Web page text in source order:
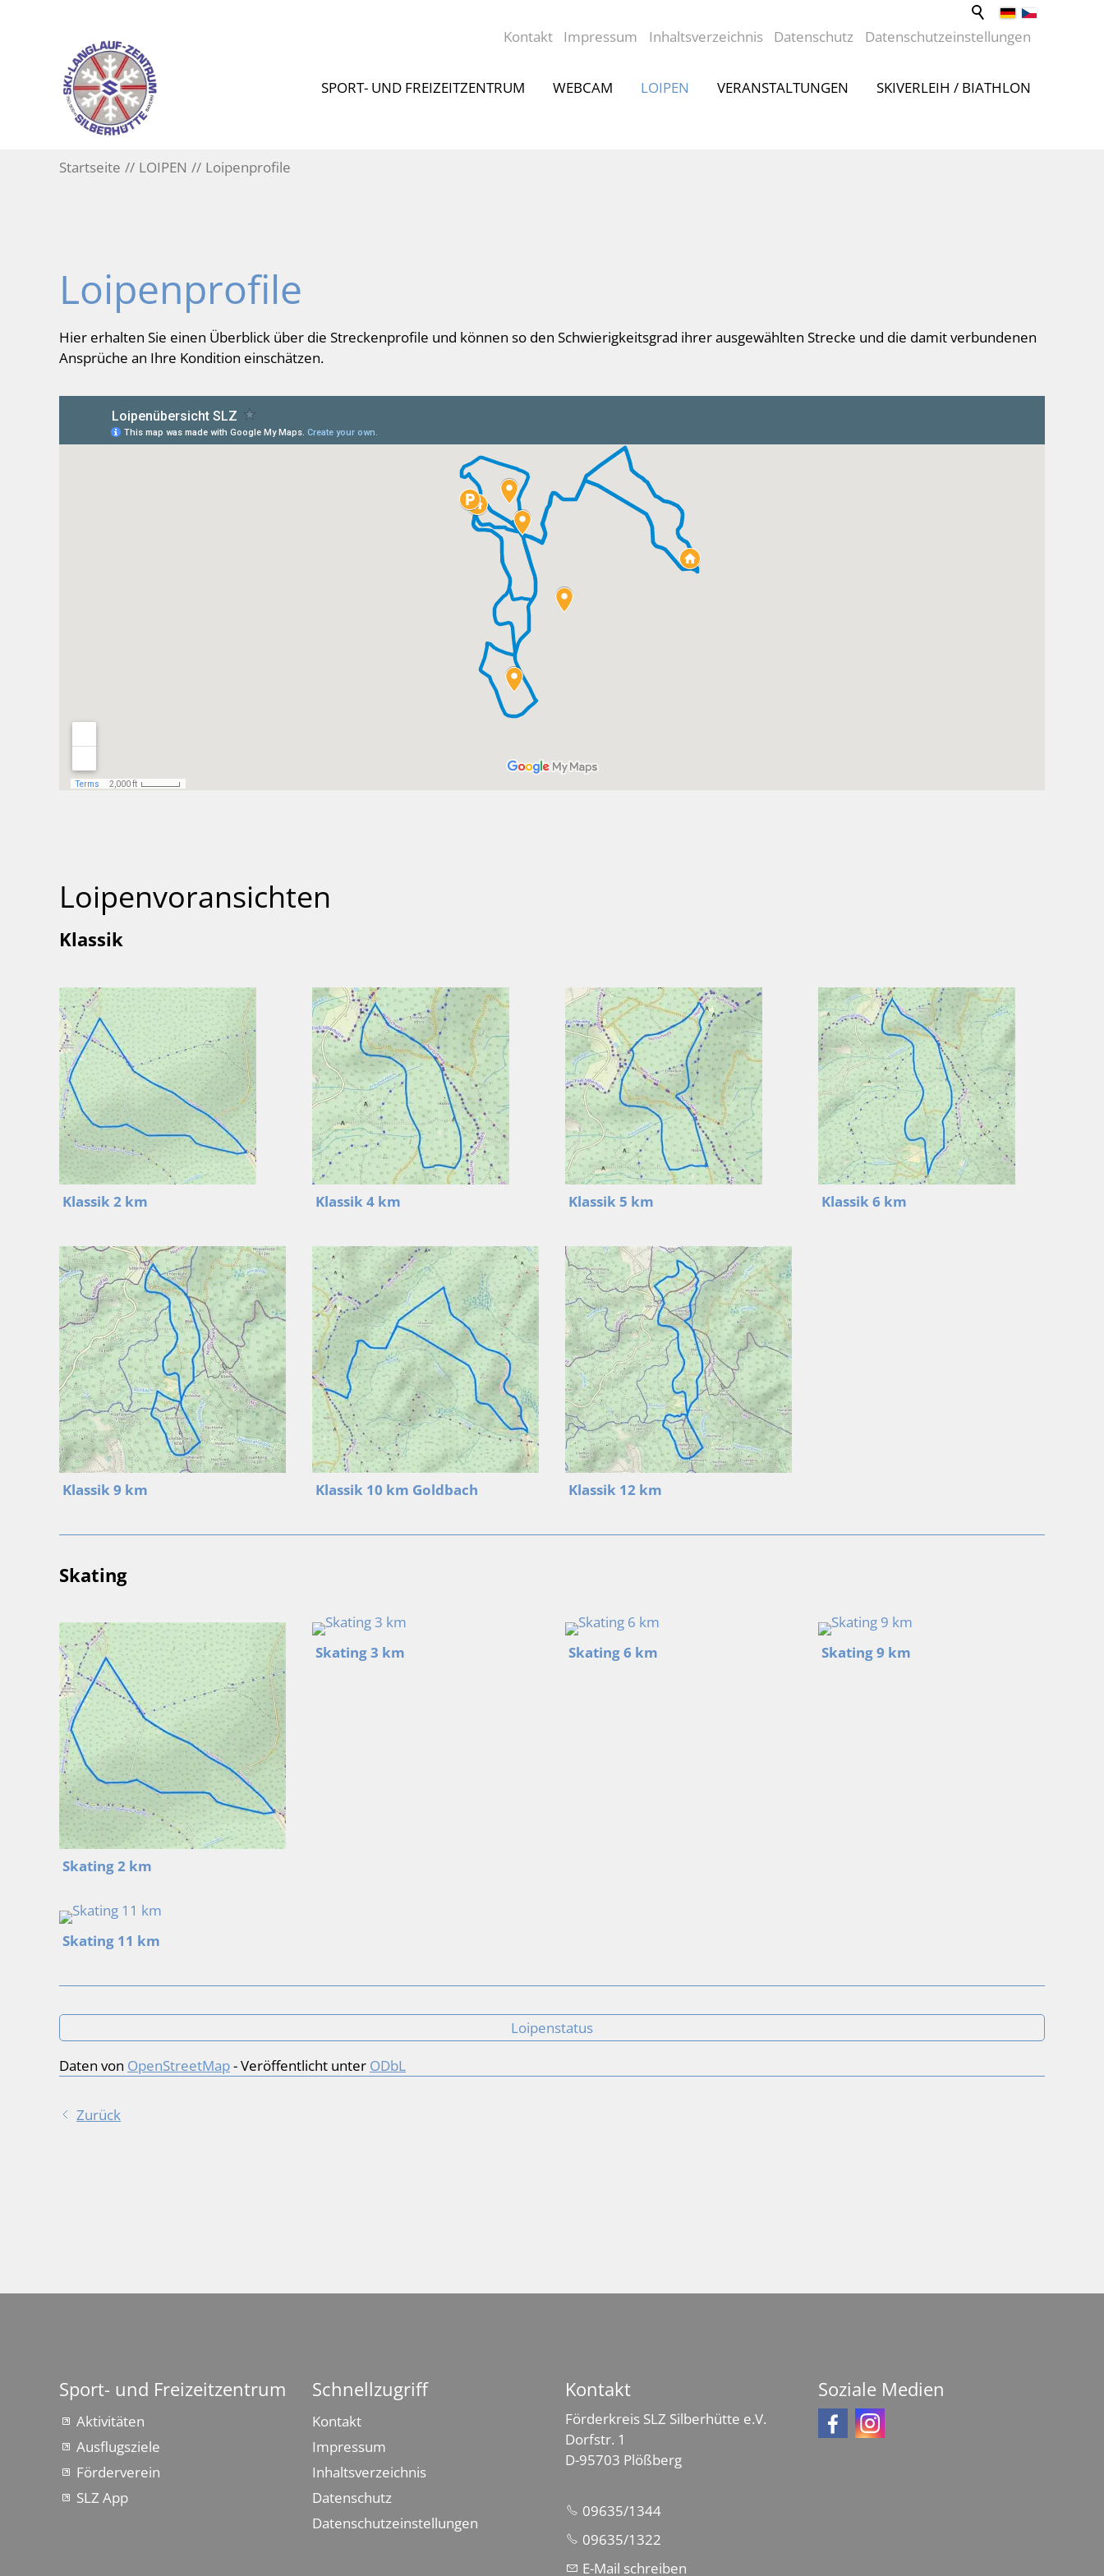
Kontakt Impressum Inhaltsverzeichnis Datenschutz Datenschutzeinstellungen
SPORT- UND FREIZEITZENTRUM WEBCAM LOIPEN VERANSTALTUNGEN SKIVERLEIH / BIATHLON
Startseite LOIPEN Loipenprofile
Loipenprofile
Hier erhalten Sie einen Überblick über die Streckenprofile und können so den Schwierigkeitsgrad ihrer ausgewählten Strecke und die damit verbundenen
Ansprüche an Ihre Kondition einschätzen.
Loipenvoransichten
Klassik
Klassik 2 km
Klassik 9 km
Klassik 4 km
Klassik 10 km Goldbach
Klassik 5 km
Klassik 12 km
Klassik 6 km
Skating
Skating 2 km
Skating 11 km
Skating 3 km Skating 6 km Skating 9 km
Loipenstatus
Daten von OpenStreetMap- Veröffentlicht unter ODbL
Zurück
Sport- und Freizeitzentrum
Aktivitäten
Ausflugsziele
Förderverein
SLZ App
Schnellzugriff
Kontakt
Impressum
Inhaltsverzeichnis
Datenschutz
Datenschutzeinstellungen
Kontakt
Förderkreis SLZ Silberhütte e.V.
Dorfstr. 1
D-95703 Plößberg
09635/1344
09635/1322
E-Mail schreiben
Soziale Medien